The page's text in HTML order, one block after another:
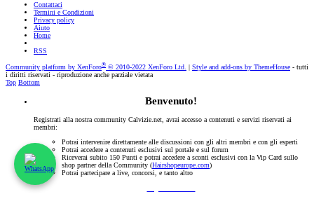
Contattaci
Termini e Condizioni
Privacy policy
Aiuto
Home
RSS
Community platform by XenForo® © 2010-2022 XenForo Ltd. Style and add-ons by ThemeHouse - tutti
i diritti riservati - riproduzione anche parziale vietata
Top Bottom
Benvenuto!
Registrati alla nostra community Calvizie.net, avrai accesso a contenuti e servizi riservati ai
membri:
Potrai intervenire direttamente alle discussioni con gli altri membri e con gli esperti
Potrai accedere a contenuti esclusivi sul portale e sul forum
Riceverai subito 150 Punti e potrai accedere a sconti esclusivi con la Vip Card sullo
shop partner della Community (Hairshopeurope.com)
Potrai partecipare a live, concorsi, e tanto altro